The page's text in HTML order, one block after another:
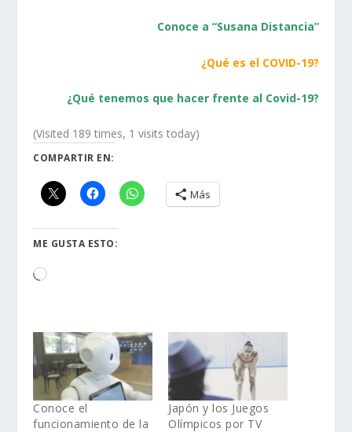
Conoce a “Susana Distancia”
¿Qué es el COVID-19?
¿Qué tenemos que hacer frente al Covid-19?
(Visited 189 times, 1 visits today)
COMPARTIR EN:
Más
ME GUSTA ESTO:
Loading…
Conoce el
funcionamiento de la
Japón y los Juegos
Olímpicos por TV